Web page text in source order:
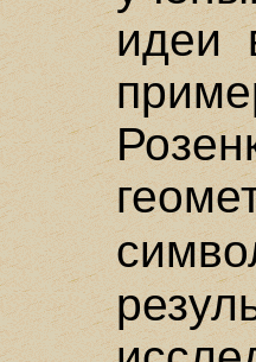
идеи